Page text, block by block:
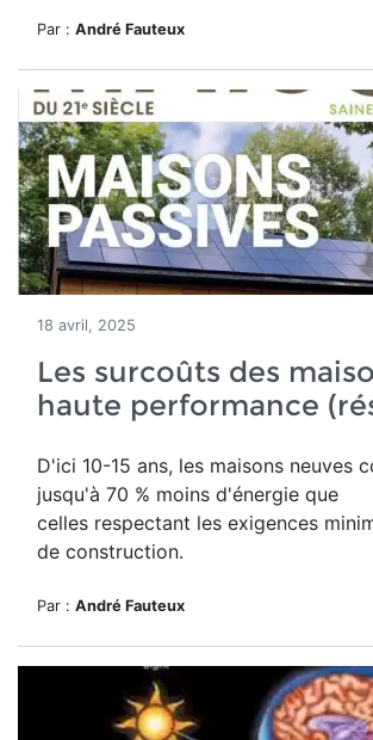
Par : André Fauteux
18 avril, 2025
Les surcoûts des
haute performance
D'ici 10-15 ans, les maisons neuves
jusqu'à 70 % moins d'énergie que
celles respectant les exigences
de construction.
Par : André Fauteux